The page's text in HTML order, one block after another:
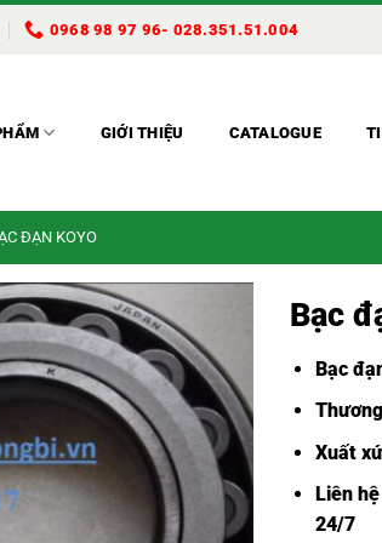
0968 98 97 96- 028.351.51.004
GIỚI THIỆU CATALOGUE
ĐẠN KOYO
Bạc
Bạc
Xuất
Liên
24/7